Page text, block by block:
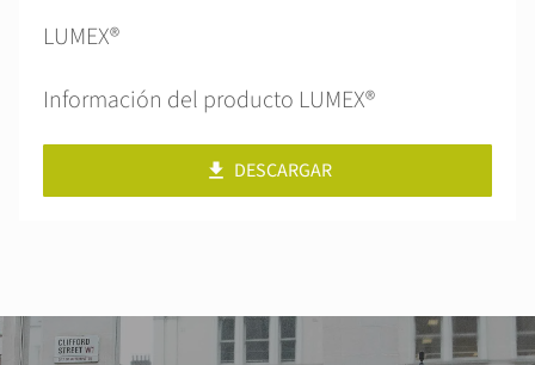
LUMEX®
Información del producto LUMEX®
DESCARGAR